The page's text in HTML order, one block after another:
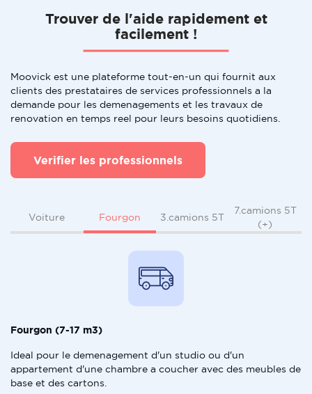
Trouver de l'aide rapidement et
facilement !
Moovick est une plateforme tout-en-un qui fournit aux
clients des prestataires de services professionnels a la
demande pour les demenagements et les travaux de
renovation en temps reel pour leurs besoins quotidiens.
Verifier les professionnels
Voiture Fourgon 3.camions 5T
7.camions 5T
(+)
Fourgon (7-17 m3)
Ideal pour le demenagement d'un studio ou d'un
appartement d'une chambre a coucher avec des meubles de
base et des cartons.